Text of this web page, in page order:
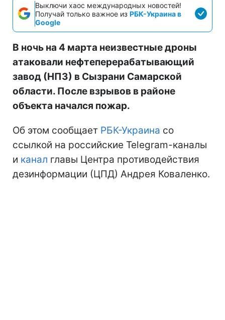
Выключи хаос международных новостей!
Получай только важное из РБК-Украина в
Google
В ночь на 4 марта неизвестные дроны
атаковали нефтеперерабатывающий
завод (НПЗ) в Сызрани Самарской
области. После взрывов в районе
объекта начался пожар.
Об этом сообщает РБК-Украина со
ссылкой на российские Telegram-каналы
и канал главы Центра противодействия
дезинформации (ЦПД) Андрея Коваленко.